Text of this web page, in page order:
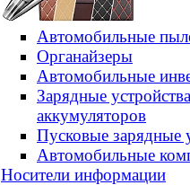
Автомобильные
Органайзеры
Автомобильные
Зарядные
аккумуляторов
Пусковые зарядные
Автомобильные
Носители информации